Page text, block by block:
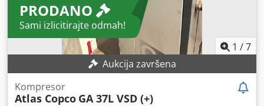
PRODANO
Sami izlicitirajte odmah!
1 /7
Aukcija završena
Kompresor
Atlas Copco GA 37L VSD (+)